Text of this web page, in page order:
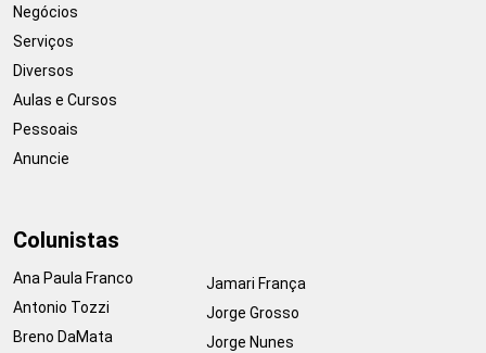
Negócios
Serviços
Diversos
Aulas e Cursos
Pessoais
Anuncie
Colunistas
Ana Paula Franco
Antonio Tozzi
Breno DaMata
Jamari França
Jorge Grosso
Jorge Nunes